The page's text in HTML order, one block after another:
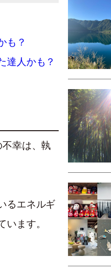
も？
達人かも？
幸は、執
るエネルギ
ます。